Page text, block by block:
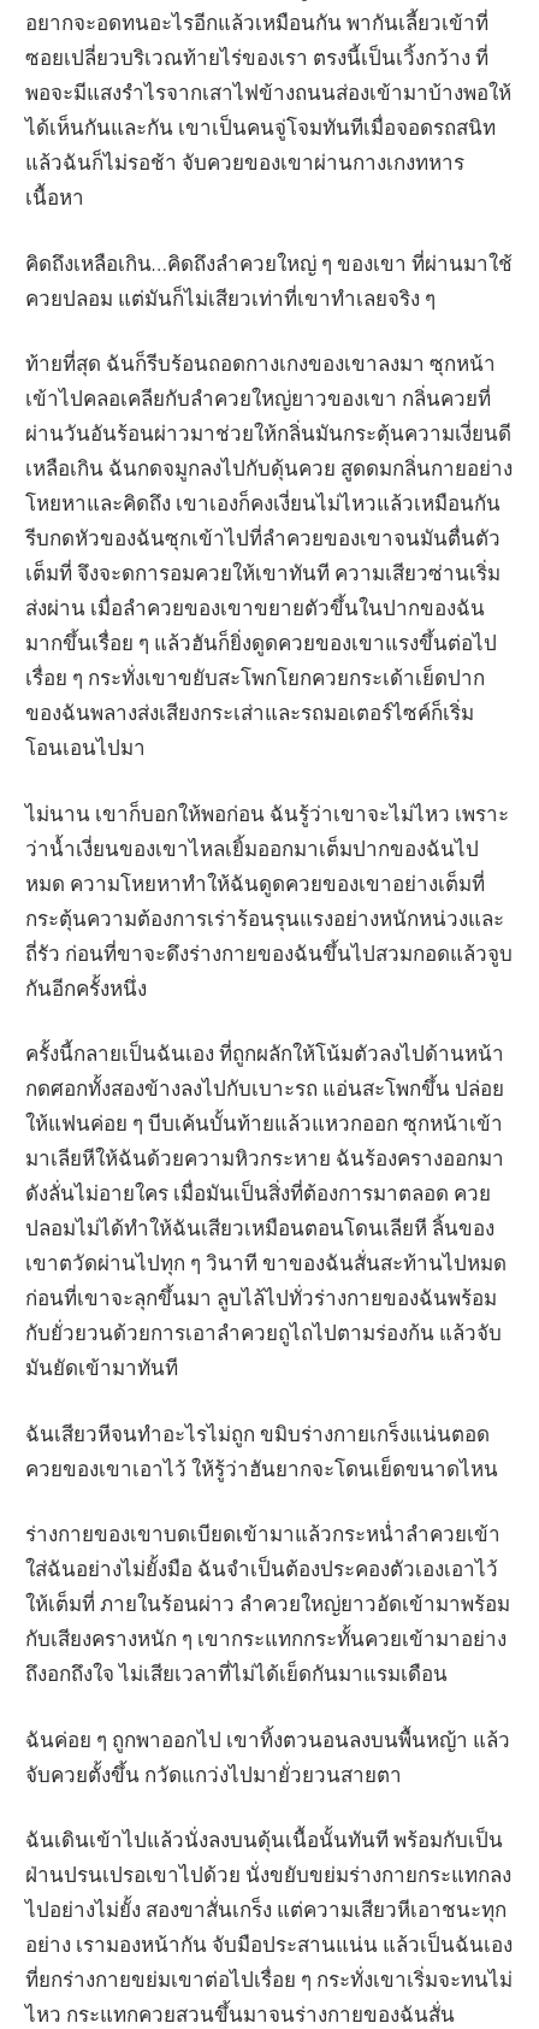
อยากจะอดทนอะไรอีกแล้วเหมือนกัน พากันเลี้ยวเข้าที่
ซอยเปลี่ยวบริเวณท้ายไร่ของเรา ตรงนี้เป็นเวิ้งกว้าง ที่
พอจะมีแสงรำไรจากเสาไฟข้างถนนส่องเข้ามาบ้างพอให้
ได้เห็นกันและกัน เขาเป็นคนจู่โจมทันทีเมื่อจอดรถสนิท
แล้วฉันก็ไม่รอช้า จับควยของเขาผ่านกางเกงทหาร
เนื้อหา
คิดถึงเหลือเกิน…คิดถึงลำควยใหญ่ ๆ ของเขา ที่ผ่านมาใช้
ควยปลอม แต่มันก็ไม่เสียวเท่าที่เขาทำเลยจริง ๆ
ท้ายที่สุด ฉันก็รีบร้อนถอดกางเกงของเขาลงมา ซุกหน้า
เข้าไปคลอเคลียกับลำควยใหญ่ยาวของเขา กลิ่นควยที่
ผ่านวันอันร้อนผ่าวมาช่วยให้กลิ่นมันกระตุ้นความเงี่ยนดี
เหลือเกิน ฉันกดจมูกลงไปกับดุ้นควย สูดดมกลิ่นกายอย่าง
โหยหาและคิดถึง เขาเองก็คงเงี่ยนไม่ไหวแล้วเหมือนกัน
รีบกดหัวของฉันซุกเข้าไปที่ลำควยของเขาจนมันตื่นตัว
เต็มที่ จึงจะดการอมควยให้เขาทันที ความเสียวซ่านเริ่ม
ส่งผ่าน เมื่อลำควยของเขาขยายตัวขึ้นในปากของฉัน
มากขึ้นเรื่อย ๆ แล้วฮันก็ยิ่งดูดควยของเขาแรงขึ้นต่อไป
เรื่อย ๆ กระทั่งเขาขยับสะโพกโยกควยกระเด้าเย็ดปาก
ของฉันพลางส่งเสียงกระเส่าและรถมอเตอร์ไซค์ก็เริ่ม
โอนเอนไปมา
ไม่นาน เขาก็บอกให้พอก่อน ฉันรู้ว่าเขาจะไม่ไหว เพราะ
ว่าน้ำเงี่ยนของเขาไหลเยิ้มออกมาเต็มปากของฉันไป
หมด ความโหยหาทำให้ฉันดูดควยของเขาอย่างเต็มที่
กระตุ้นความต้องการเร่าร้อนรุนแรงอย่างหนักหน่วงและ
ถี่รัว ก่อนที่ขาจะดึงร่างกายของฉันขึ้นไปสวมกอดแล้วจูบ
กันอีกครั้งหนึ่ง
ครั้งนี้กลายเป็นฉันเอง ที่ถูกผลักให้โน้มตัวลงไปด้านหน้า
กดศอกทั้งสองข้างลงไปกับเบาะรถ แอ่นสะโพกขึ้น ปล่อย
ให้แฟนค่อย ๆ บีบเค้นบั้นท้ายแล้วแหวกออก ซุกหน้าเข้า
มาเลียหีให้ฉันด้วยความหิวกระหาย ฉันร้องครางออกมา
ดังลั่นไม่อายใคร เมื่อมันเป็นสิ่งที่ต้องการมาตลอด ควย
ปลอมไม่ได้ทำให้ฉันเสียวเหมือนตอนโดนเลียหี ลิ้นของ
เขาตวัดผ่านไปทุก ๆ วินาที ขาของฉันสั่นสะท้านไปหมด
ก่อนที่เขาจะลุกขึ้นมา ลูบไล้ไปทั่วร่างกายของฉันพร้อม
กับยั่วยวนด้วยการเอาลำควยถูไถไปตามร่องก้น แล้วจับ
มันยัดเข้ามาทันที
ฉันเสียวหีจนทำอะไรไม่ถูก ขมิบร่างกายเกร็งแน่นตอด
ควยของเขาเอาไว้ ให้รู้ว่าฮันยากจะโดนเย็ดขนาดไหน
ร่างกายของเขาบดเบียดเข้ามาแล้วกระหน่ำลำควยเข้า
ใส่ฉันอย่างไม่ยั้งมือ ฉันจำเป็นต้องประคองตัวเองเอาไว้
ให้เต็มที่ ภายในร้อนผ่าว ลำควยใหญ่ยาวอัดเข้ามาพร้อม
กับเสียงครางหนัก ๆ เขากระแทกกระทั้นควยเข้ามาอย่าง
ถึงอกถึงใจ ไม่เสียเวลาที่ไม่ได้เย็ดกันมาแรมเดือน
ฉันค่อย ๆ ถูกพาออกไป เขาทิ้งตวนอนลงบนพื้นหญ้า แล้ว
จับควยตั้งขึ้น กวัดแกว่งไปมายั่วยวนสายตา
ฉันเดินเข้าไปแล้วนั่งลงบนดุ้นเนื้อนั้นทันที พร้อมกับเป็น
ฝ่านปรนเปรอเขาไปด้วย นั่งขยับขย่มร่างกายกระแทกลง
ไปอย่างไม่ยั้ง สองขาสั่นเกร็ง แต่ความเสียวหีเอาชนะทุก
อย่าง เรามองหน้ากัน จับมือประสานแน่น แล้วเป็นฉันเอง
ที่ยกร่างกายขย่มเขาต่อไปเรื่อย ๆ กระทั่งเขาเริ่มจะทนไม่
ไหว กระแทกควยสวนขึ้นมาจนร่างกายของฉันสั่น